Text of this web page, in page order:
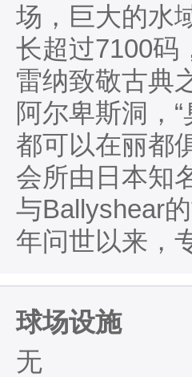
场，巨大的水
长超过7100码
雷纳致敬古典
阿尔卑斯洞，
都可以在丽都
会所由日本知
与Ballyshear
年问世以来，
球场设施
无